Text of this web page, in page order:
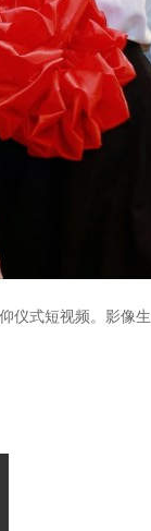
仪式短视频。影像